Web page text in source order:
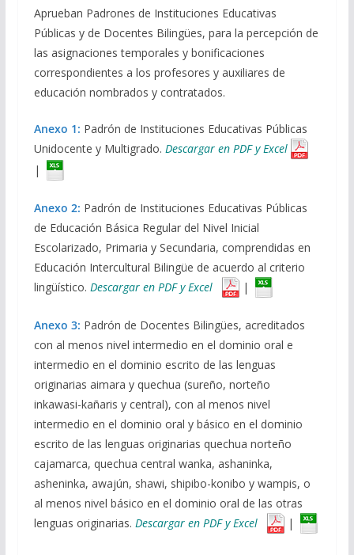
Aprueban Padrones de Instituciones Educativas
Públicas y de Docentes Bilingües, para la percepción de
las asignaciones temporales y bonificaciones
correspondientes a los profesores y auxiliares de
educación nombrados y contratados.
Anexo 1: Padrón de Instituciones Educativas Públicas
Unidocente y Multigrado. Descargar en PDF y Excel
|
Anexo 2: Padrón de Instituciones Educativas Públicas
de Educación Básica Regular del Nivel Inicial
Escolarizado, Primaria y Secundaria, comprendidas en
Educación Intercultural Bilingüe de acuerdo al criterio
lingüístico. Descargar en PDF y Excel |
Anexo 3: Padrón de Docentes Bilingües, acreditados
con al menos nivel intermedio en el dominio oral e
intermedio en el dominio escrito de las lenguas
originarias aimara y quechua (sureño, norteño
inkawasi-kañaris y central), con al menos nivel
intermedio en el dominio oral y básico en el dominio
escrito de las lenguas originarias quechua norteño
cajamarca, quechua central wanka, ashaninka,
asheninka, awajún, shawi, shipibo-konibo y wampis, o
al menos nivel básico en el dominio oral de las otras
lenguas originarias. Descargar en PDF y Excel |